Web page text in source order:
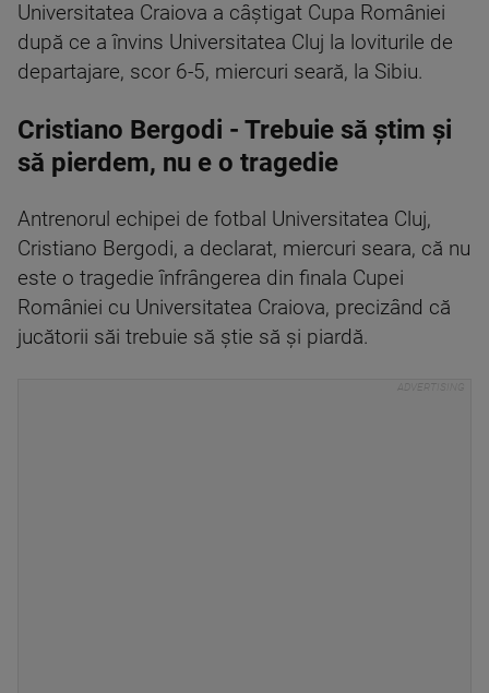
Universitatea Craiova a câştigat Cupa României
după ce a învins Universitatea Cluj la loviturile de
departajare, scor 6-5, miercuri seară, la Sibiu.
Cristiano Bergodi - Trebuie să ştim şi
să pierdem, nu e o tragedie
Antrenorul echipei de fotbal Universitatea Cluj,
Cristiano Bergodi, a declarat, miercuri seara, că nu
este o tragedie înfrângerea din finala Cupei
României cu Universitatea Craiova, precizând că
jucătorii săi trebuie să ştie să şi piardă.